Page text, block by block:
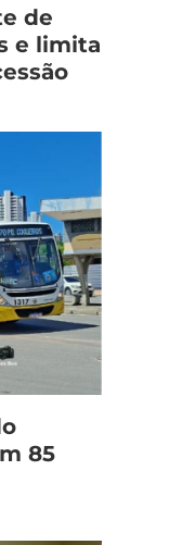
de
e limita
85